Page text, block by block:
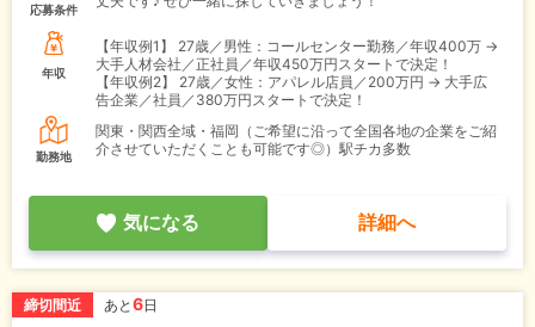
応募条件
年収
【年収例1】
27歳／男性：コールセンター勤務／年収400万 →
大手人材会社／正社員／年収450万円スタートで決定！
【年収例2】
27歳／女性：アパレル店員／200万円 → 大手広
告企業／社員／380万円スタートで決定！
勤務地
関東・関西全域・福岡（ご希望に沿って全国各地の企業をご紹
介させていただくことも可能です◎）駅チカ多数
気になる 詳細へ
締切間近 あと 6日